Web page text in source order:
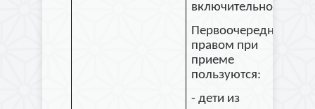
включительно.
Первоочередным
правом при
приеме
пользуются:
- дети из